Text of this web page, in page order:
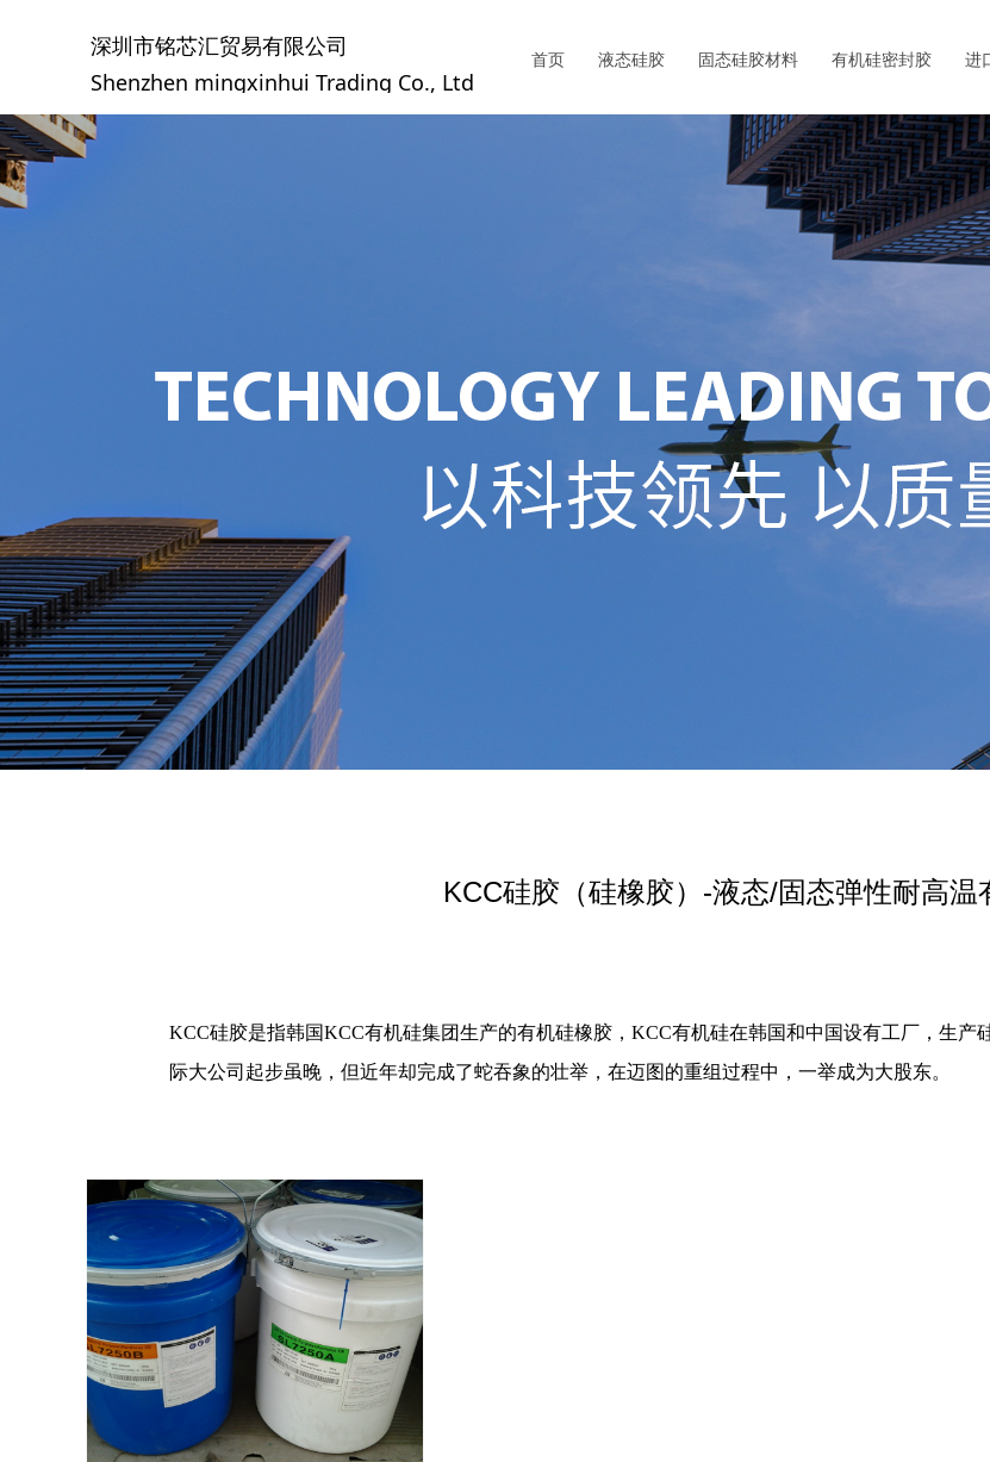
首页 液态硅胶 固态硅胶材料 有机硅密封胶 进
深圳市铭芯汇贸易有限公司
Shenzhen mingxinhui Trading Co., Ltd
KCC硅胶是指韩国KCC有机硅集团生产的有机硅橡胶，KCC有机硅在韩国和中国设有工厂，生
际大公司起步虽晚，但近年却完成了蛇吞象的壮举，在迈图的重组过程中，一举成为大股东。
KCC硅胶（硅橡胶）-液态/固态弹性耐高温